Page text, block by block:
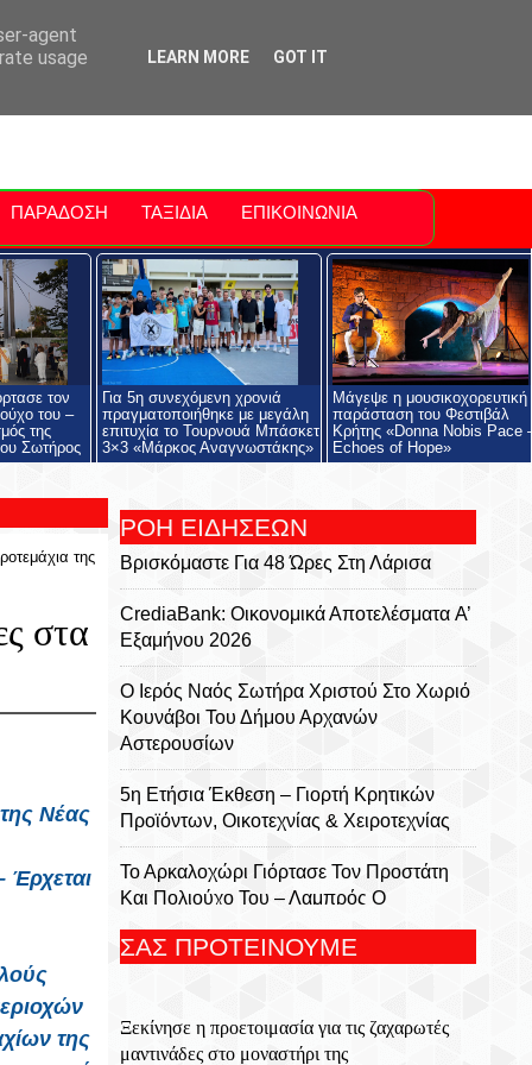
Polis
ΠΑΡΑΔΟΣΗ ΤΑΞΙΔΙΑ ΕΠΙΚΟΙΝΩΝΙΑ
τον
του –
της
Σωτήρος
Για 5η συνεχόμενη χρονιά
πραγματοποιήθηκε με μεγάλη
επιτυχία το Τουρνουά Μπάσκετ
3×3 «Μάρκος Αναγνωστάκης»
Μάγεψε η μουσικοχορευτική
παράσταση του Φεστιβάλ
Κρήτης «Donna Nobis Pace
Echoes of Hope»
της
στα
της Νέας
Έρχεται
της
ΡΟΗ ΕΙΔΗΣΕΩΝ
Βρισκόμαστε Για 48 Ώρες Στη Λάρισα
CrediaBank: Οικονομικά Αποτελέσματα A’
Εξαμήνου 2026
Ο Ιερός Ναός Σωτήρα Χριστού Στο Χωριό
Κουνάβοι Του Δήμου Αρχανών
Αστερουσίων
5η Ετήσια Έκθεση – Γιορτή Κρητικών
Προϊόντων, Οικοτεχνίας & Χειροτεχνίας
Το Αρκαλοχώρι Γιόρτασε Τον Προστάτη
Και Πολιούχο Του – Λαμπρός Ο
Σωτήρος
Πραγματοποιήθηκε Με Μεγάλη Επιτυχία
Το Τουρνουά Μπάσκετ 3×3 «Μάρκος
ΣΑΣ ΠΡΟΤΕΙΝΟΥΜΕ
Ξεκίνησε η προετοιμασία για τις ζαχαρωτές
μαντινάδες στο μοναστήρι της
agent
usage
LEARN MORE GOT IT